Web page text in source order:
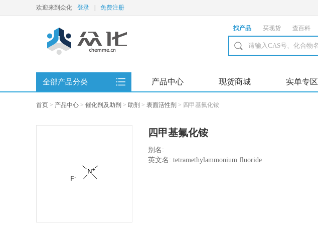
欢迎来到众化 登录 免费注册
找产品 买现货 查百科
全部产品分类 产品中心 现货商城 实单专区
首页 > 产品中心 > 催化剂及助剂 > 助剂 > 表面活性剂 > 四甲基氟化铵
四甲基氟化铵
别名:
英文名: tetramethylammonium fluoride